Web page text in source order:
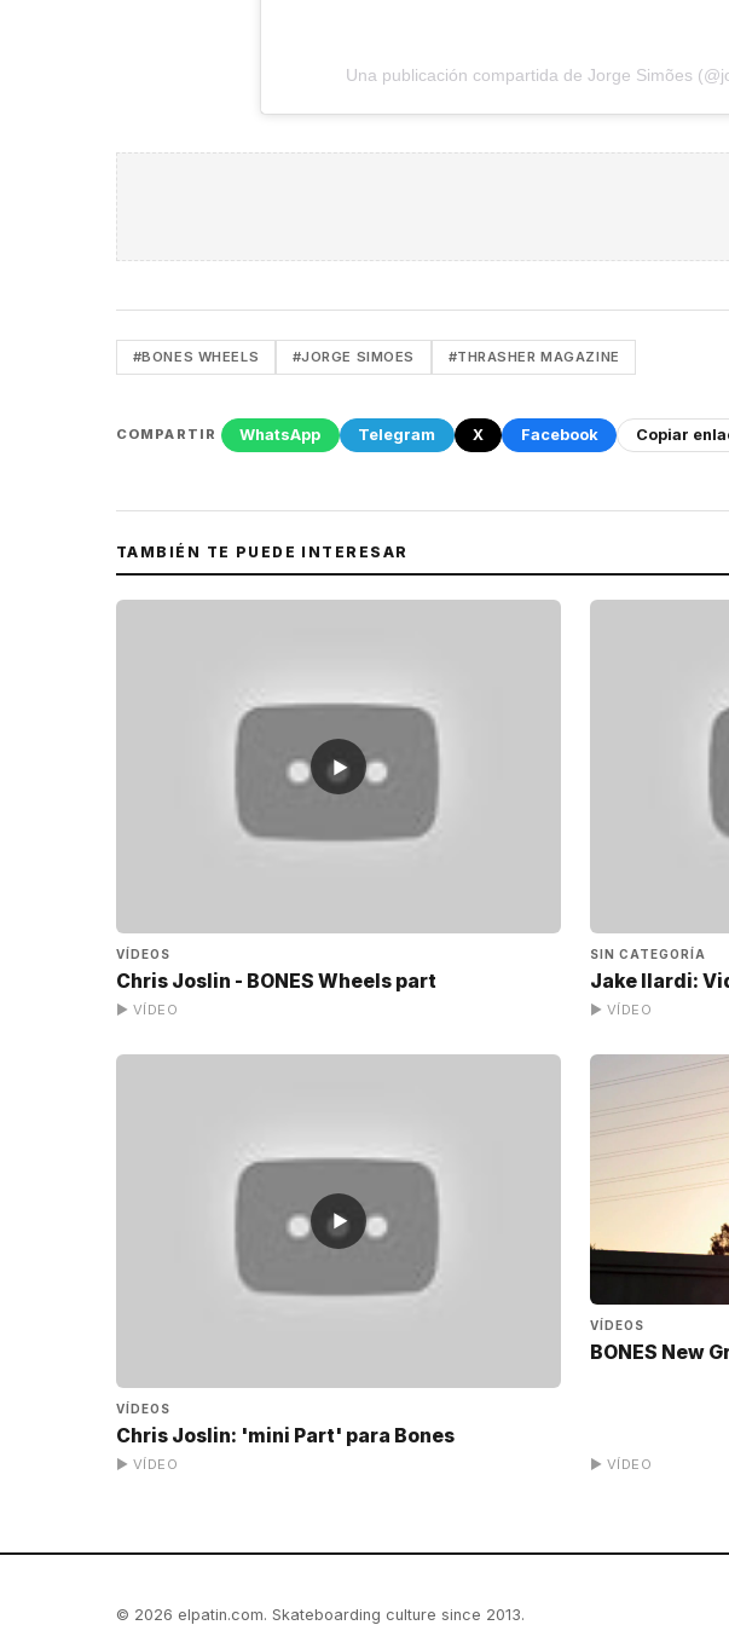
Una publicación compartida de Jorge Simões
#BONES WHEELS #JORGE SIMOES #THRASHER MAGAZINE
COMPARTIR WhatsApp Telegram X Facebook Copiar
TAMBIÉN TE PUEDE INTERESAR
▶
VÍDEOS
Chris Joslin - BONES Wheels part
▶ VÍDEO
SIN CATEGORÍA
Jake Ilardi:
▶ VÍDEO
▶
VÍDEOS
Chris Joslin: 'mini Part' para Bones
▶ VÍDEO
VÍDEOS
BONES New
▶ VÍDEO
© 2026 elpatin.com. Skateboarding culture since 2013.